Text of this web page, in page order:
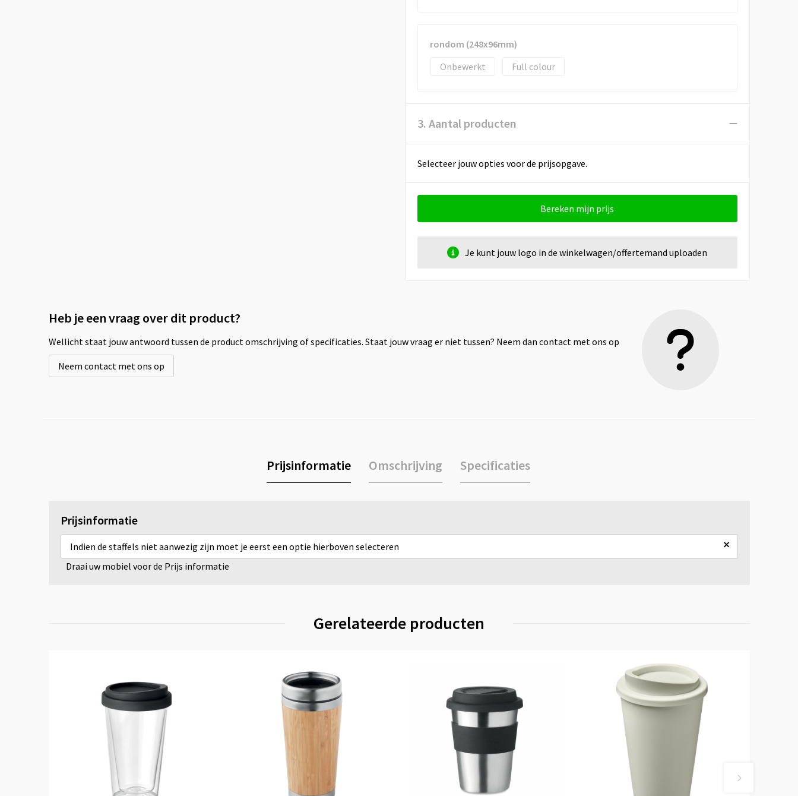
rondom (248x96mm)
Onbewerkt
Full colour
3. Aantal producten
Selecteer jouw opties voor de prijsopgave.
Bereken mijn prijs
Je kunt jouw logo in de winkelwagen/offertemand uploaden
Heb je een vraag over dit product?
Wellicht staat jouw antwoord tussen de product omschrijving of specificaties. Staat jouw vraag er niet tussen? Neem dan contact met ons op
Neem contact met ons op
Prijsinformatie Omschrijving Specificaties
Prijsinformatie
Indien de staffels niet aanwezig zijn moet je eerst een optie hierboven selecteren ×
Draai uw mobiel voor de Prijs informatie
Gerelateerde producten